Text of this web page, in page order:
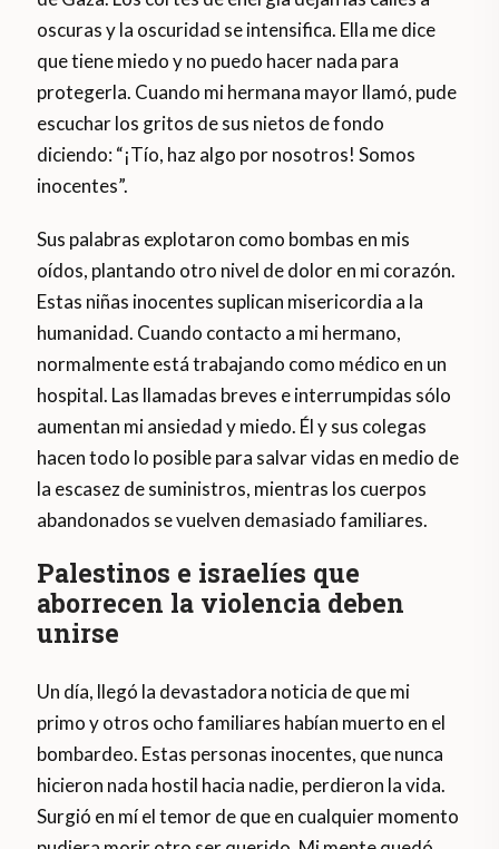
oscuras y la oscuridad se intensifica. Ella me dice
que tiene miedo y no puedo hacer nada para
protegerla. Cuando mi hermana mayor llamó, pude
escuchar los gritos de sus nietos de fondo
diciendo: “¡Tío, haz algo por nosotros! Somos
inocentes”.
Sus palabras explotaron como bombas en mis
oídos, plantando otro nivel de dolor en mi corazón.
Estas niñas inocentes suplican misericordia a la
humanidad. Cuando contacto a mi hermano,
normalmente está trabajando como médico en un
hospital. Las llamadas breves e interrumpidas sólo
aumentan mi ansiedad y miedo. Él y sus colegas
hacen todo lo posible para salvar vidas en medio de
la escasez de suministros, mientras los cuerpos
abandonados se vuelven demasiado familiares.
Palestinos e israelíes que
aborrecen la violencia deben
unirse
Un día, llegó la devastadora noticia de que mi
primo y otros ocho familiares habían muerto en el
bombardeo. Estas personas inocentes, que nunca
hicieron nada hostil hacia nadie, perdieron la vida.
Surgió en mí el temor de que en cualquier momento